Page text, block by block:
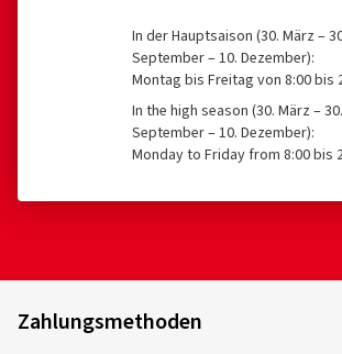
In der Hauptsaison (30. März –
September – 10. Dezember):
Montag bis Freitag von 8:00 bis
In the high season (30. März –
September – 10. Dezember):
Monday to Friday from 8:00 bis
Zahlungsmethoden